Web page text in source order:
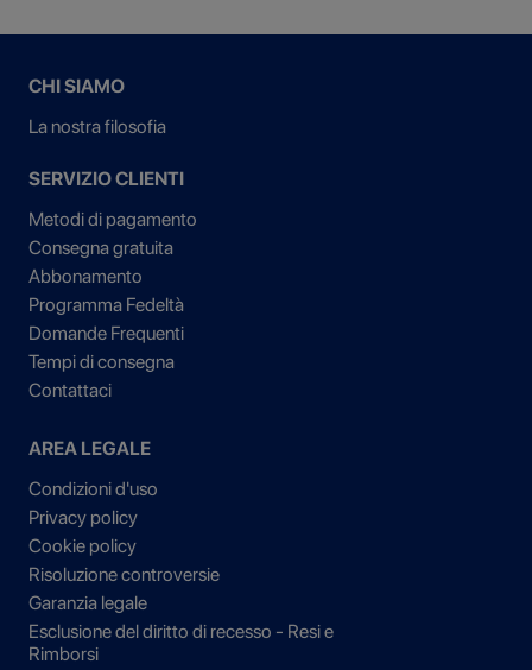
CHI SIAMO
La nostra filosofia
SERVIZIO CLIENTI
Metodi di pagamento
Consegna gratuita
Abbonamento
Programma Fedeltà
Domande Frequenti
Tempi di consegna
Contattaci
AREA LEGALE
Condizioni d'uso
Privacy policy
Cookie policy
Risoluzione controversie
Garanzia legale
Esclusione del diritto di recesso - Resi e
Rimborsi